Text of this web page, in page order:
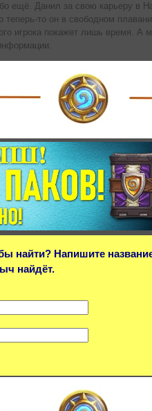
ещё. Данил за свою карьеру в
теперь-то он в свободном
игрока покажет лишь время. А
найти? Напишите
найдёт.